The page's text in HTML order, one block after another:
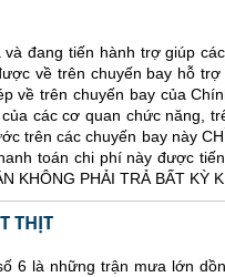
đang tiến hành trợ giúp
về trên chuyến bay hỗ
về trên chuyến bay của
các cơ quan chức năng,
trên các chuyến bay này
toán chi phí này được
KHÔNG PHẢI TRẢ BẤT KỲ
THỊT
6 là những trận mưa lớn